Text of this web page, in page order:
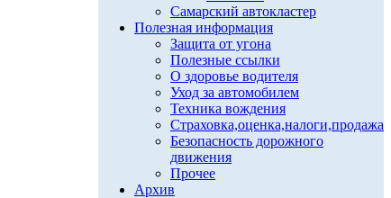
Самарский автокластер
Полезная информация
Защита от угона
Полезные ссылки
О здоровье водителя
Уход за автомобилем
Техника вождения
Страховка,оценка,налоги,продажа
Безопасность дорожного
движения
Прочее
Архив